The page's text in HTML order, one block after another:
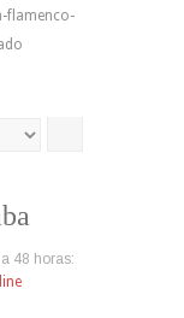
flamenco-
48 horas: